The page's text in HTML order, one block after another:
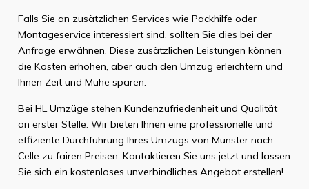
Falls Sie an zusätzlichen Services wie Packhilfe oder
Montageservice interessiert sind, sollten Sie dies bei der
Anfrage erwähnen. Diese zusätzlichen Leistungen können
die Kosten erhöhen, aber auch den Umzug erleichtern und
Ihnen Zeit und Mühe sparen.
Bei HL Umzüge stehen Kundenzufriedenheit und Qualität
an erster Stelle. Wir bieten Ihnen eine professionelle und
effiziente Durchführung Ihres Umzugs von Münster nach
Celle zu fairen Preisen. Kontaktieren Sie uns jetzt und lassen
Sie sich ein kostenloses unverbindliches Angebot erstellen!